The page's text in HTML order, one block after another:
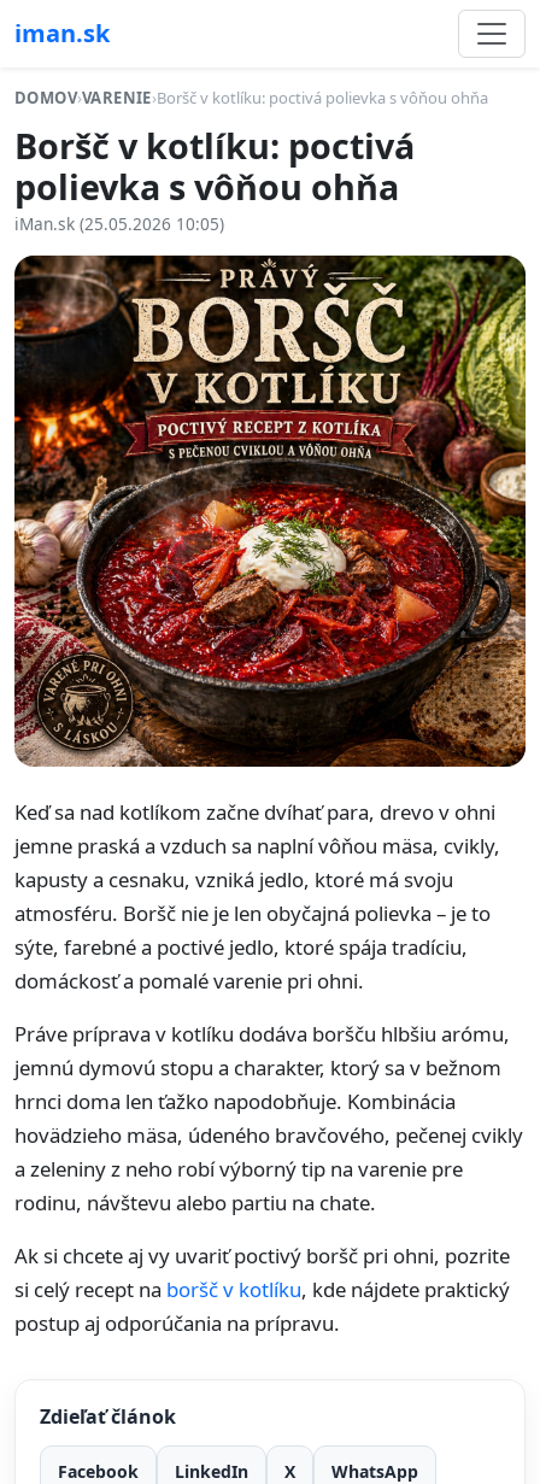
iman.sk
DOMOV›VARENIE›Boršč v kotlíku: poctivá polievka s vôňou ohňa
Boršč v kotlíku: poctivá
polievka s vôňou ohňa
iMan.sk (25.05.2026 10:05)
Keď sa nad kotlíkom začne dvíhať para, drevo v ohni
jemne praská a vzduch sa naplní vôňou mäsa, cvikly,
kapusty a cesnaku, vzniká jedlo, ktoré má svoju
atmosféru. Boršč nie je len obyčajná polievka – je to
sýte, farebné a poctivé jedlo, ktoré spája tradíciu,
domáckosť a pomalé varenie pri ohni.
Práve príprava v kotlíku dodáva boršču hlbšiu arómu,
jemnú dymovú stopu a charakter, ktorý sa v bežnom
hrnci doma len ťažko napodobňuje. Kombinácia
hovädzieho mäsa, údeného bravčového, pečenej cvikly
a zeleniny z neho robí výborný tip na varenie pre
rodinu, návštevu alebo partiu na chate.
Ak si chcete aj vy uvariť poctivý boršč pri ohni, pozrite
si celý recept na boršč v kotlíku, kde nájdete praktický
postup aj odporúčania na prípravu.
Zdieľať článok
Facebook LinkedIn X WhatsApp